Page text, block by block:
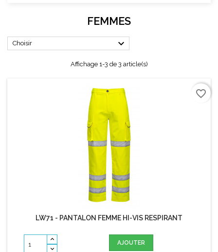
FEMMES
Choisir 
Affichage 1-3 de 3 article(s)
LW71 - PANTALON FEMME HI-VIS RESPIRANT
AJOUTER
favorite_border